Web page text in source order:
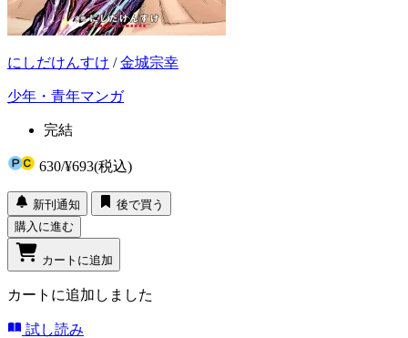
にしだけんすけ /金城宗幸
少年・青年マンガ
完結
630/¥693(税込)
新刊通知
後で買う
購入に進む
カートに追加
カートに追加しました
試し読み